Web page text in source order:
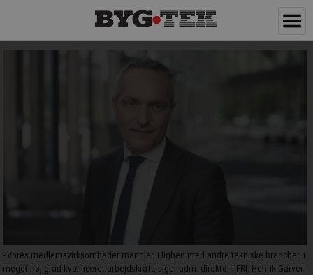
- Vores medlemsvirksomheder mangler, i lighed med andre tekniske brancher, i
meget høj grad kvalificeret arbejdskraft, siger adm. direktør i FRI, Henrik Garver.